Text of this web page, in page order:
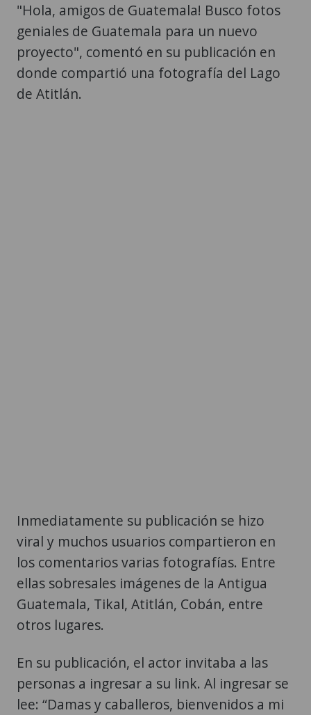
"Hola, amigos de Guatemala! Busco fotos
geniales de Guatemala para un nuevo
proyecto", comentó en su publicación en
donde compartió una fotografía del Lago
de Atitlán.
Inmediatamente su publicación se hizo
viral y muchos usuarios compartieron en
los comentarios varias fotografías. Entre
ellas sobresales imágenes de la Antigua
Guatemala, Tikal, Atitlán, Cobán, entre
otros lugares.
En su publicación, el actor invitaba a las
personas a ingresar a su link. Al ingresar se
lee: “Damas y caballeros, bienvenidos a mi